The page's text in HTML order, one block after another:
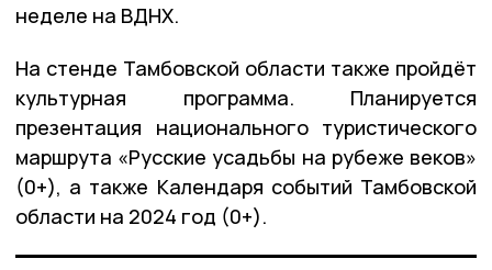
неделе на ВДНХ.
На стенде Тамбовской области также пройдёт
культурная программа. Планируется
презентация национального туристического
маршрута «Русские усадьбы на рубеже веков»
(0+), а также Календаря событий Тамбовской
области на 2024 год (0+).